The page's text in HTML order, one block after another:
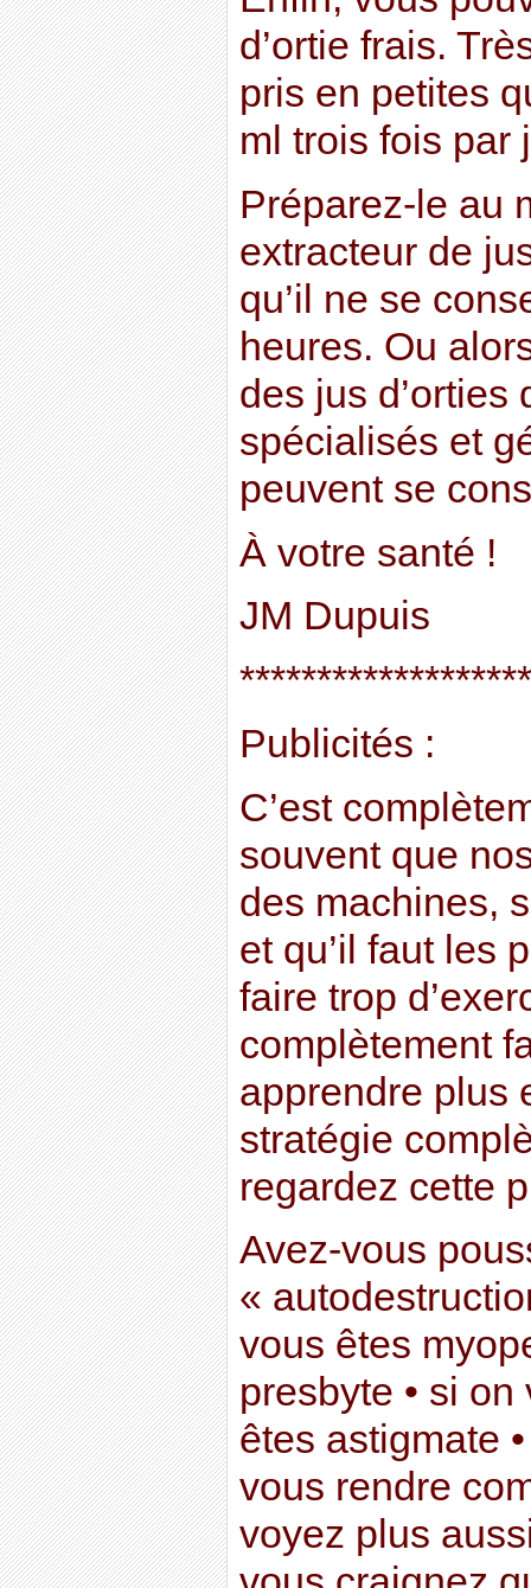
d’ortie frais.
pris en petites
ml trois fois par
Préparez-le au
extracteur de
qu’il ne se
heures. Ou
des jus
spécialisés et
peuvent se
À votre santé !
JM Dupuis
Publicités :
C’est
souvent que
des machines,
et qu’il faut les
faire trop
complètement
apprendre plus
stratégie
regardez cette
Avez-vous
«
vous êtes
presbyte • si
êtes astigmate
vous rendre
voyez plus